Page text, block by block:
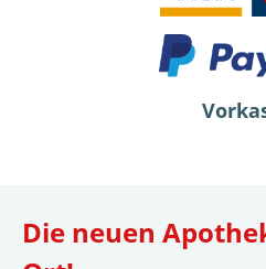
Die neuen